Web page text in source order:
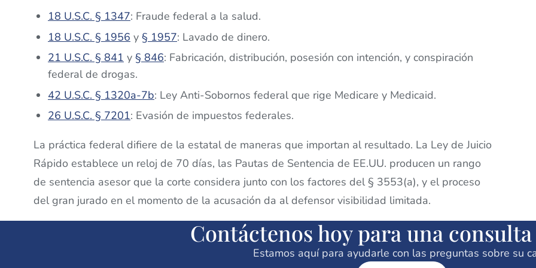
18 U.S.C. § 1347: Fraude federal a la salud.
18 U.S.C. § 1956 y § 1957: Lavado de dinero.
21 U.S.C. § 841 y § 846: Fabricación, distribución, posesión con intención, y conspiración
federal de drogas.
42 U.S.C. § 1320a-7b: Ley Anti-Sobornos federal que rige Medicare y Medicaid.
26 U.S.C. § 7201: Evasión de impuestos federales.
La práctica federal difiere de la estatal de maneras que importan al resultado. La Ley de Juicio
Rápido establece un reloj de 70 días, las Pautas de Sentencia de EE.UU. producen un rango
de sentencia asesor que la corte considera junto con los factores del § 3553(a), y el proceso
del gran jurado en el momento de la acusación da al defensor visibilidad limitada.
Contáctenos hoy para una
Estamos aquí para ayudarle con las preguntas sobre su